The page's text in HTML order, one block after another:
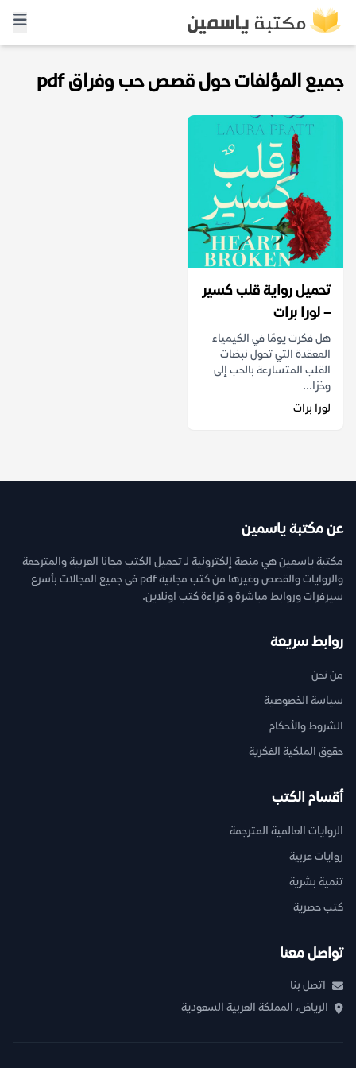
جميع المؤلفات حول قصص حب وفراق pdf
تحميل رواية قلب كسير
– لورا برات
هل فكرت يومًا في الكيمياء
المعقدة التي تحول نبضات
القلب المتسارعة بالحب إلى
وخزا...
لورا برات
عن مكتبة ياسمين
مكتبة ياسمين هي منصة إلكترونية لـ تحميل الكتب مجانا العربية والمترجمة
والروايات والقصص وغيرها من كتب مجانية pdf فى جميع المجالات بأسرع
سيرفرات وروابط مباشرة و قراءة كتب اونلاين.
روابط سريعة
من نحن
سياسة الخصوصية
الشروط والأحكام
حقوق الملكية الفكرية
أقسام الكتب
الروايات العالمية المترجمة
روايات عربية
تنمية بشرية
كتب حصرية
تواصل معنا
اتصل بنا
الرياض، المملكة العربية السعودية